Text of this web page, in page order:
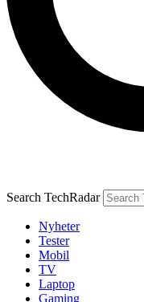
Search TechRadar
Nyheter
Tester
Mobil
TV
Laptop
Gaming